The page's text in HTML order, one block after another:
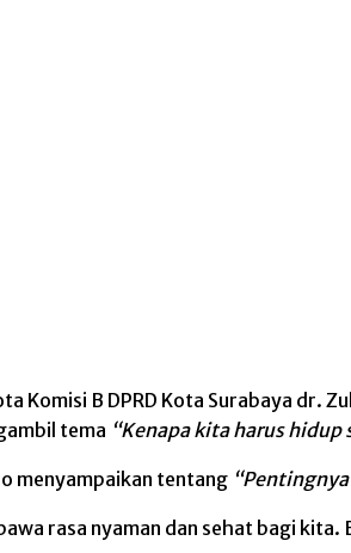
Komisi B DPRD Kota Surabaya dr.
tema “Kenapa kita harus hidup
menyampaikan tentang
rasa nyaman dan sehat bagi